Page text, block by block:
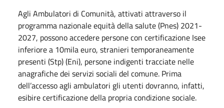
Agli Ambulatori di Comunità, attivati attraverso il
programma nazionale equità della salute (Pnes) 2021-
2027, possono accedere persone con certificazione Isee
inferiore a 10mila euro, stranieri temporaneamente
presenti (Stp) (Eni), persone indigenti tracciate nelle
anagrafiche dei servizi sociali del comune. Prima
dell’accesso agli ambulatori gli utenti dovranno, infatti,
esibire certificazione della propria condizione sociale.